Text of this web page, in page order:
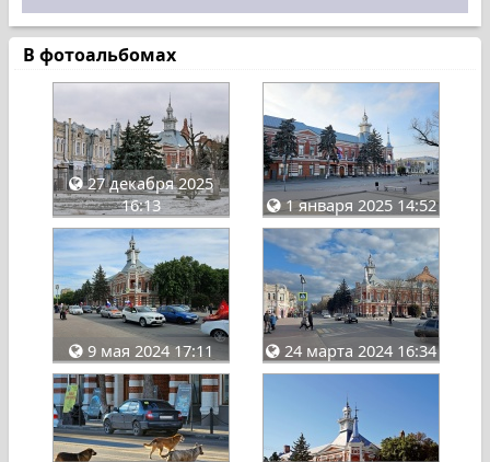
В фотоальбомах
27 декабря 2025
16:13
1 января 2025 14:52
9 мая 2024 17:11 24 марта 2024 16:34